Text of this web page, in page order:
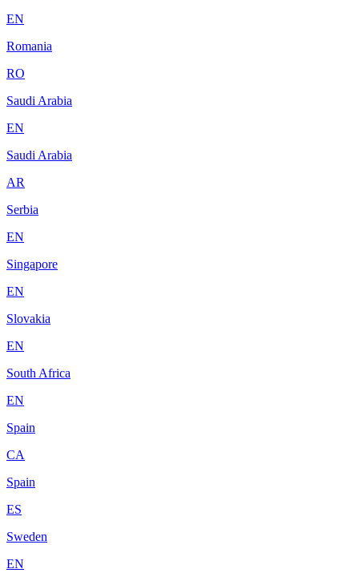
EN
Romania
RO
Saudi Arabia
EN
Saudi Arabia
AR
Serbia
EN
Singapore
EN
Slovakia
EN
South Africa
EN
Spain
CA
Spain
ES
Sweden
EN